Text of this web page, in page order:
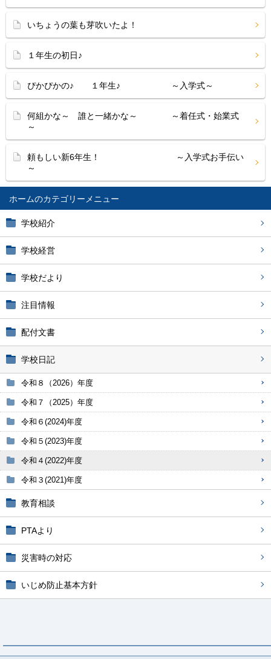
ホーム
学校紹介
学校経営
学校だより
注目情報
配付文書
学校日記
令和８（2026）年度
令和７（2025）年度
令和６(2024)年度
令和５(2023)年度
令和４(2022)年度
令和３(2021)年度
教育相談
PTAより
災害時の対応
いじめ防止基本方針
いちょうの葉も芽吹いたよ！
１年生の初日♪
ぴかぴかの♪ １年生♪ ～入学式～
何組かな～ 誰と一緒かな～ ～着任式・始業式
～
頼もしい新6年生！ ～入学式お手伝い
～